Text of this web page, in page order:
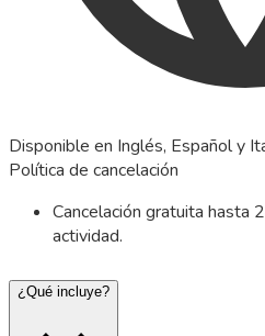
Disponible en Inglés, Español y
Política de cancelación
Cancelación gratuita hasta
actividad.
¿Qué incluye?